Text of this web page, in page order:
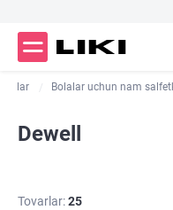
Bolalar uchun nam
Dewell
Tovarlar:25